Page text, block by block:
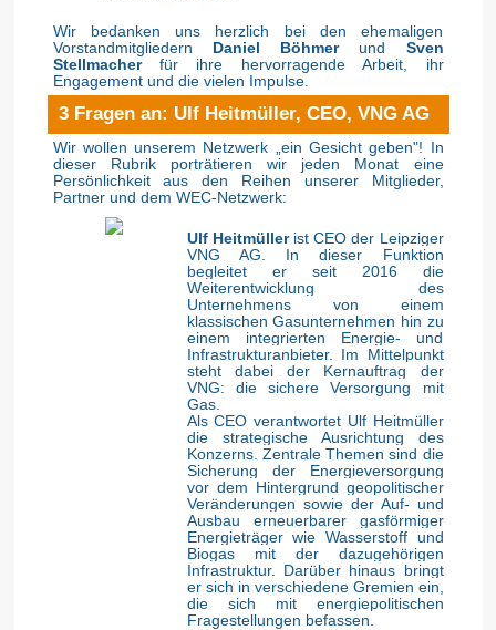
Wir bedanken uns herzlich bei den ehemaligen
Vorstandmitgliedern Daniel Böhmerund Sven
Stellmacherfür ihre hervorragende Arbeit, ihr
Engagement und die vielen Impulse.
3 Fragen an: Ulf Heitmüller, CEO, VNG AG
Wir wollen unserem Netzwerk „ein Gesicht geben"! In
dieser Rubrik porträtieren wir jeden Monat eine
Persönlichkeit aus den Reihen unserer Mitglieder,
Partner und dem WEC-Netzwerk:
Ulf Heitmüllerist CEO der Leipziger
VNG AG. In dieser Funktion
begleitet er seit 2016 die
Weiterentwicklung des
Unternehmens von einem
klassischen Gasunternehmen hin zu
einem integrierten Energie- und
Infrastrukturanbieter. Im Mittelpunkt
steht dabei der Kernauftrag der
VNG: die sichere Versorgung mit
Gas.
Als CEO verantwortet Ulf Heitmüller
die strategische Ausrichtung des
Konzerns. Zentrale Themen sind die
Sicherung der Energieversorgung
vor dem Hintergrund geopolitischer
Veränderungen sowie der Auf- und
Ausbau erneuerbarer gasförmiger
Energieträger wie Wasserstoff und
Biogas mit der dazugehörigen
Infrastruktur. Darüber hinaus bringt
er sich in verschiedene Gremien ein,
die sich mit energiepolitischen
Fragestellungen befassen.